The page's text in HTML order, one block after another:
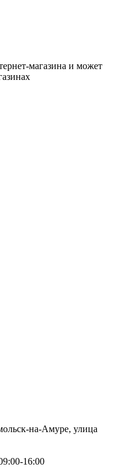
магазина и может
на-Амуре, улица
16:00